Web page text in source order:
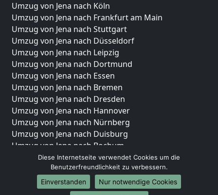
Umzug von Jena nach Köln
Umzug von Jena nach Frankfurt am Main
Umzug von Jena nach Stuttgart
Umzug von Jena nach Düsseldorf
Umzug von Jena nach Leipzig
Umzug von Jena nach Dortmund
Umzug von Jena nach Essen
Umzug von Jena nach Bremen
Umzug von Jena nach Dresden
Umzug von Jena nach Hannover
Umzug von Jena nach Nürnberg
Umzug von Jena nach Duisburg
Umzug von Jena nach Bochum
Umzug von Jena nach Wuppertal
Umzug von Jena nach Bielefeld
Umzug von Jena nach Bonn
Umzug von Jena nach Münster
Diese Internetseite verwendet Cookies um die
Benutzerfreundlichkeit zu verbessern.
Einverstanden
Nur notwendige Cookies